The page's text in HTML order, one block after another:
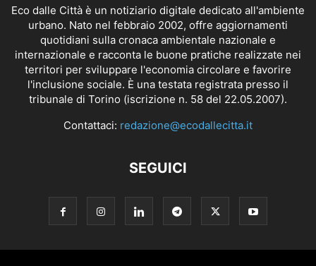
Eco dalle Città è un notiziario digitale dedicato all'ambiente
urbano. Nato nel febbraio 2002, offre aggiornamenti
quotidiani sulla cronaca ambientale nazionale e
internazionale e racconta le buone pratiche realizzate nei
territori per sviluppare l'economia circolare e favorire
l'inclusione sociale. È una testata registrata presso il
tribunale di Torino (iscrizione n. 58 del 22.05.2007).
Contattaci: redazione@ecodallecitta.it
SEGUICI